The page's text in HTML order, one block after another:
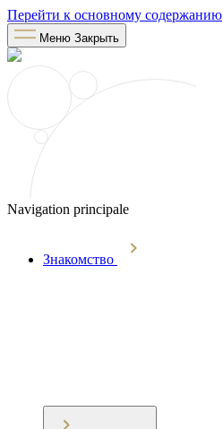
Перейти к основному содержанию
Меню Закрыть
Navigation principale
Знакомство